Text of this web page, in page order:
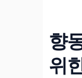
향
위